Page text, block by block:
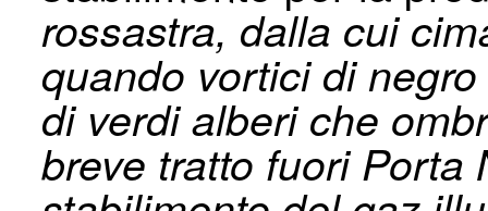
rossastra, dalla cui
quando vortici di
di verdi alberi che
breve tratto fuori